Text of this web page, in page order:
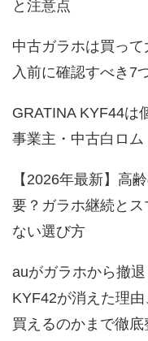
と注意点
中古ガラホは買っ
入前に確認すべき7
GRATINA KYF44は
事業主・中古白ロ
【2026年最新】高
要？ガラホ継続とス
ない選び方
auがガラホから撤退
KYF42が消えた理
買えるのかまで徹底